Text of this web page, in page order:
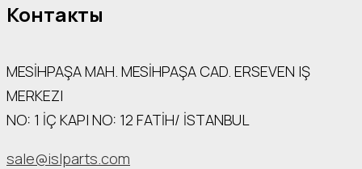
Контакты
MESİHPAŞA МАН. MESİHPAŞA CAD. ERSEVEN IŞ
MERKEZI
NO: 1 İÇ КАРI NO: 12 FATİH/ İSTANBUL
sale@islparts.com